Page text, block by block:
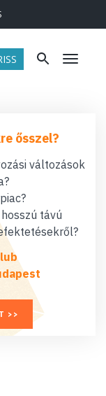
Menü
ősszel?
változások
távú
>>